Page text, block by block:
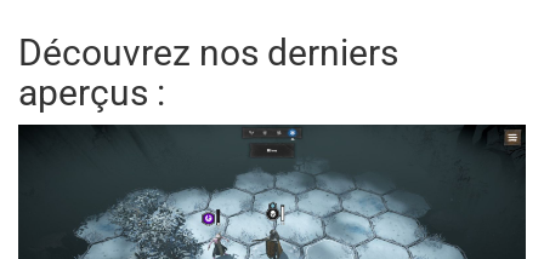
Découvrez nos derniers
aperçus :